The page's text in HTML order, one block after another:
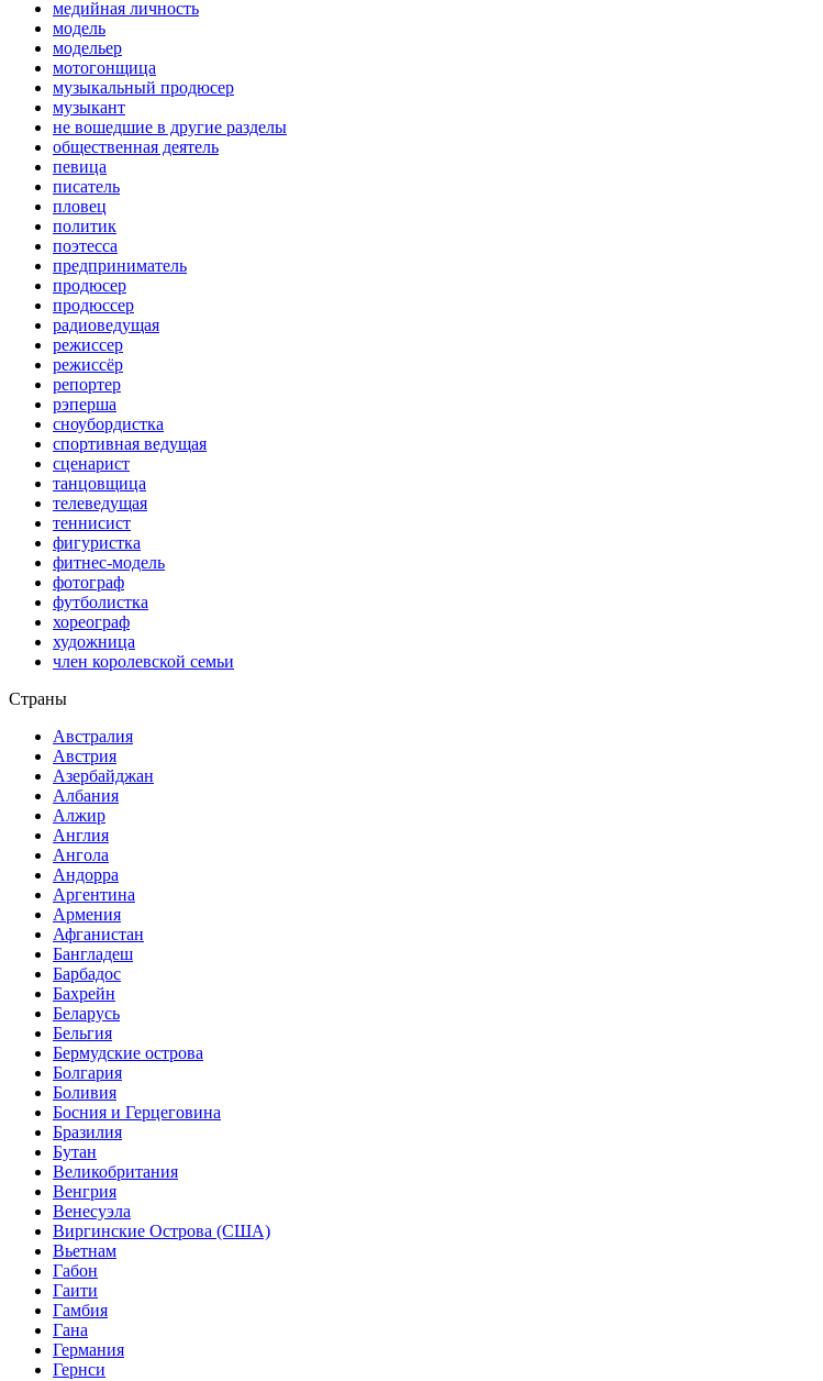
медийная личность
модель
модельер
мотогонщица
музыкальный продюсер
музыкант
не вошедшие в другие разделы
общественная деятель
певица
писатель
пловец
политик
поэтесса
предприниматель
продюсер
продюссер
радиоведущая
режиссер
режиссёр
репортер
рэперша
сноубордистка
спортивная ведущая
сценарист
танцовщица
телеведущая
теннисист
фигуристка
фитнес-модель
фотограф
футболистка
хореограф
художница
член королевской семьи
Страны
Австралия
Австрия
Азербайджан
Албания
Алжир
Англия
Ангола
Андорра
Аргентина
Армения
Афганистан
Бангладеш
Барбадос
Бахрейн
Беларусь
Бельгия
Бермудские острова
Болгария
Боливия
Босния и Герцеговина
Бразилия
Бутан
Великобритания
Венгрия
Венесуэла
Виргинские Острова (США)
Вьетнам
Габон
Гаити
Гамбия
Гана
Германия
Гернси